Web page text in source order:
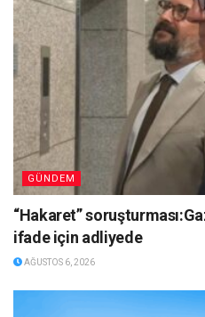
GÜNDEM
“Hakaret”
ifade için adliyede
AĞUSTOS 6, 2026